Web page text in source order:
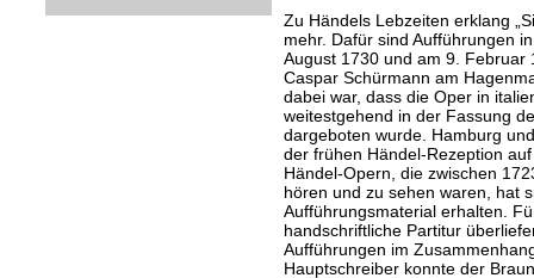
Zu Händels Lebzeiten erklang
mehr. Dafür sind Aufführungen
August 1730 und am 9.
Caspar Schürmann am
dabei war, dass die Oper in
weitestgehend in der Fassung
dargeboten wurde. Hamburg
der frühen Händel-Rezeption
Händel-Opern, die zwischen
hören und zu sehen waren, hat
Aufführungsmaterial erhalten.
handschriftliche Partitur
Aufführungen im
Hauptschreiber konnte der